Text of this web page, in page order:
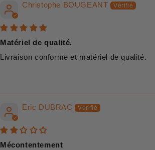
Christophe BOUGEANT
Matériel de qualité.
Livraison conforme et matériel de qualité.
Eric DUBRAC
Mécontentement